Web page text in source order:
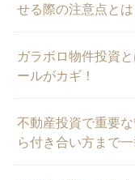
せる際の注意点とは
ガラボロ物件投資
ールがカギ！
不動産投資で重要
ら付き合い方まで一